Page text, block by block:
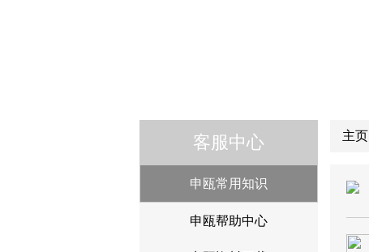
客服中心
申瓯常用知识
申瓯帮助中心
主页